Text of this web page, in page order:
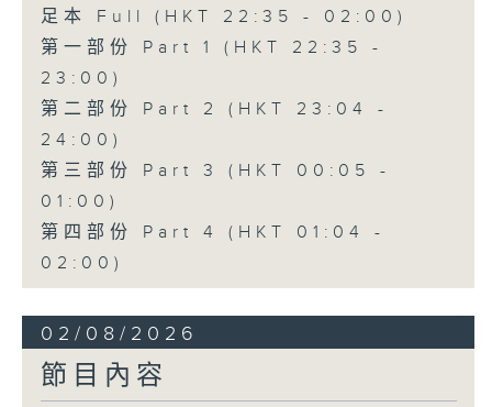
足本 Full (HKT 22:35 - 02:00)
第一部份 Part 1 (HKT 22:35 -
23:00)
第二部份 Part 2 (HKT 23:04 -
24:00)
第三部份 Part 3 (HKT 00:05 -
01:00)
第四部份 Part 4 (HKT 01:04 -
02:00)
02/08/2026
節目內容